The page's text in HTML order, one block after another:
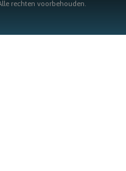
rechten voorbehouden.